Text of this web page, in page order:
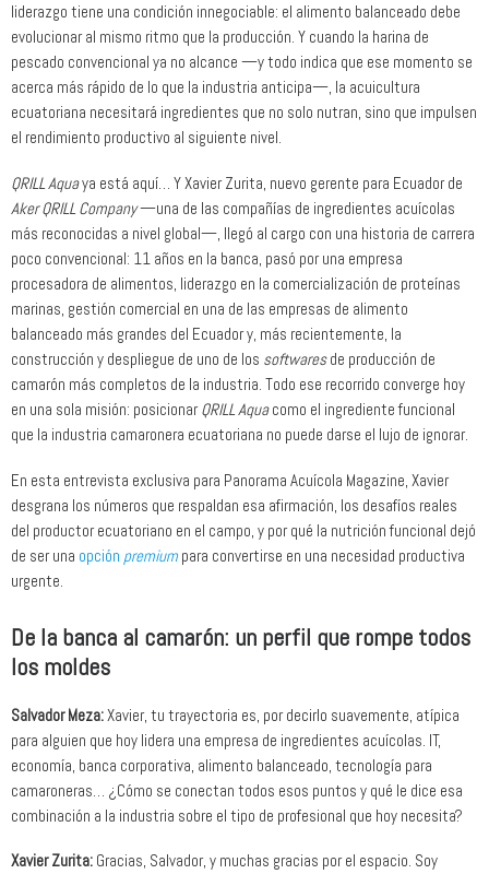
liderazgo tiene una condición innegociable: el alimento balanceado debe
evolucionar al mismo ritmo que la producción. Y cuando la harina de
pescado convencional ya no alcance —y todo indica que ese momento se
acerca más rápido de lo que la industria anticipa—, la acuicultura
ecuatoriana necesitará ingredientes que no solo nutran, sino que impulsen
el rendimiento productivo al siguiente nivel.
QRILL Aquaya está aquí… Y Xavier Zurita, nuevo gerente para Ecuador de
Aker QRILL Company—una de las compañías de ingredientes acuícolas
más reconocidas a nivel global—, llegó al cargo con una historia de carrera
poco convencional: 11 años en la banca, pasó por una empresa
procesadora de alimentos, liderazgo en la comercialización de proteínas
marinas, gestión comercial en una de las empresas de alimento
balanceado más grandes del Ecuador y, más recientemente, la
construcción y despliegue de uno de los softwaresde producción de
camarón más completos de la industria. Todo ese recorrido converge hoy
en una sola misión: posicionarQRILL Aquacomo el ingrediente funcional
que la industria camaronera ecuatoriana no puede darse el lujo de ignorar.
En esta entrevista exclusiva para Panorama Acuícola Magazine, Xavier
desgrana los números que respaldan esa afirmación, los desafíos reales
del productor ecuatoriano en el campo, y por qué la nutrición funcional dejó
de ser una opción premium para convertirse en una necesidad productiva
urgente.
De la banca al camarón: un perfil que rompe todos
los moldes
Salvador Meza:Xavier, tu trayectoria es, por decirlo suavemente, atípica
para alguien que hoy lidera una empresa de ingredientes acuícolas. IT,
economía, banca corporativa, alimento balanceado, tecnología para
camaroneras… ¿Cómo se conectan todos esos puntos y qué le dice esa
combinación a la industria sobre el tipo de profesional que hoy necesita?
Xavier Zurita: Gracias, Salvador, y muchas gracias por el espacio. Soy